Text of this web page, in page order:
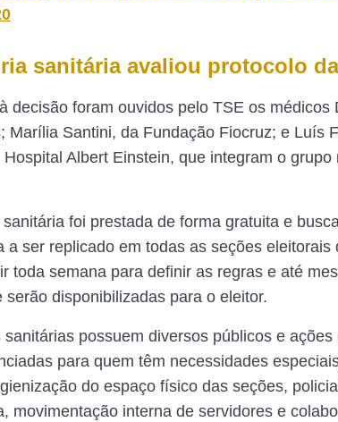
sanitária avaliou protocolo
decisão foram ouvidos pelo TSE os médicos
Marília Santini, da Fundação Fiocruz; e Luís
Albert Einstein, que integram o grupo
foi prestada de forma gratuita e
a ser replicado em todas as seções eleitorais
toda semana para definir as regras e até
serão disponibilizadas para o eleitor.
sanitárias possuem diversos públicos e
para quem têm necessidades
do espaço físico das seções,
movimentação interna de servidores e